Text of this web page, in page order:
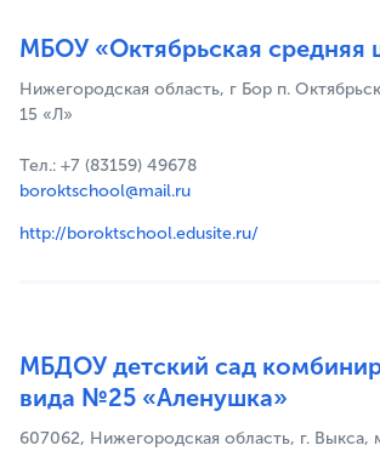
МБОУ «Октябрьская средняя
Нижегородская область, г Бор п.
15 «Л»
Тел.: +7 (83159) 49678
boroktschool@mail.ru
http://boroktschool.edusite.ru/
МБДОУ детский сад
вида №25 «Аленушка»
607062, Нижегородская область, г. Выкса,